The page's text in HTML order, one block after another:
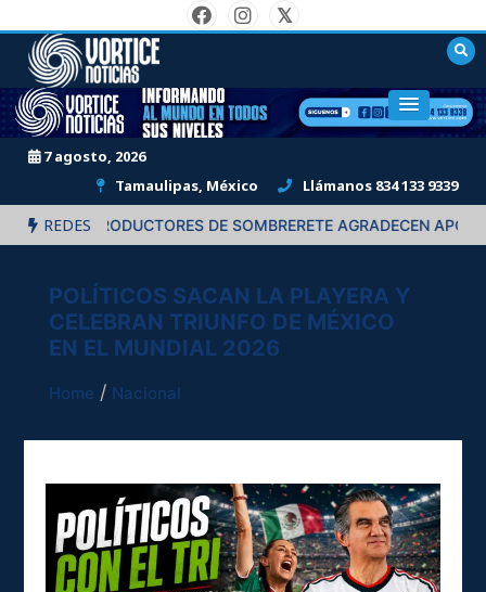
to
content
"Informando al mundo en todos sus niveles."
7 agosto, 2026
Tamaulipas, México
Llámanos 834 133 9339
REDES DE SOMBRERETE AGRADECEN APOYOS DE DAVID
POLÍTICOS SACAN LA PLAYERA Y
CELEBRAN TRIUNFO DE MÉXICO
EN EL MUNDIAL 2026
Home Nacional